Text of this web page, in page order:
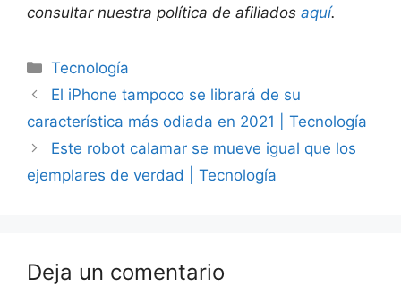
consultar nuestra política de afiliados aquí.
Categorías
Tecnología
El iPhone tampoco se librará de su
característica más odiada en 2021 | Tecnología
Este robot calamar se mueve igual que los
ejemplares de verdad | Tecnología
Deja un comentario